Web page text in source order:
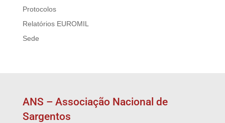
Protocolos
Relatórios EUROMIL
Sede
ANS – Associação Nacional de
Sargentos